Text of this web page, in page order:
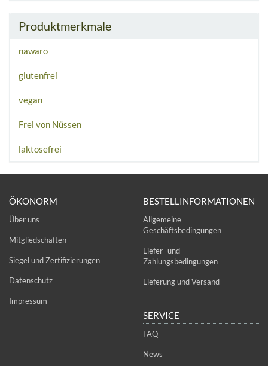
Produktmerkmale
nawaro
glutenfrei
vegan
Frei von Nüssen
laktosefrei
ÖKONORM
Über uns
Mitgliedschaften
Siegel und Zertifizierungen
Datenschutz
Impressum
BESTELLINFORMATIONEN
Allgemeine
Geschäftsbedingungen
Liefer- und
Zahlungsbedingungen
Lieferung und Versand
SERVICE
FAQ
News